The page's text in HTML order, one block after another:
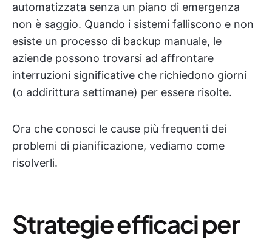
automatizzata senza un piano di emergenza
non è saggio. Quando i sistemi falliscono e non
esiste un processo di backup manuale, le
aziende possono trovarsi ad affrontare
interruzioni significative che richiedono giorni
(o addirittura settimane) per essere risolte.
Ora che conosci le cause più frequenti dei
problemi di pianificazione, vediamo come
risolverli.
Strategie efficaci per